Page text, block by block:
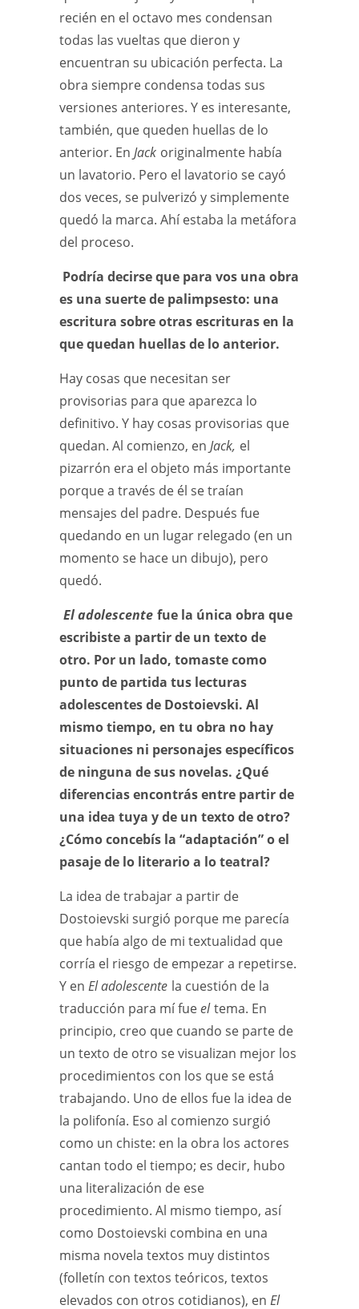
recién en el octavo mes condensan
todas las vueltas que dieron y
encuentran su ubicación perfecta. La
obra siempre condensa todas sus
versiones anteriores. Y es interesante,
también, que queden huellas de lo
anterior. En Jack originalmente había
un lavatorio. Pero el lavatorio se cayó
dos veces, se pulverizó y simplemente
quedó la marca. Ahí estaba la metáfora
del proceso.
Podría decirse que para vos una obra
es una suerte de palimpsesto: una
escritura sobre otras escrituras en la
que quedan huellas de lo anterior.
Hay cosas que necesitan ser
provisorias para que aparezca lo
definitivo. Y hay cosas provisorias que
quedan. Al comienzo, en Jack, el
pizarrón era el objeto más importante
porque a través de él se traían
mensajes del padre. Después fue
quedando en un lugar relegado (en un
momento se hace un dibujo), pero
quedó.
El adolescente fue la única obra que
escribiste a partir de un texto de
otro. Por un lado, tomaste como
punto de partida tus lecturas
adolescentes de Dostoievski. Al
mismo tiempo, en tu obra no hay
situaciones ni personajes específicos
de ninguna de sus novelas. ¿Qué
diferencias encontrás entre partir de
una idea tuya y de un texto de otro?
¿Cómo concebís la “adaptación” o el
pasaje de lo literario a lo teatral?
La idea de trabajar a partir de
Dostoievski surgió porque me parecía
que había algo de mi textualidad que
corría el riesgo de empezar a repetirse.
Y en El adolescente la cuestión de la
traducción para mí fueeltema. En
principio, creo que cuando se parte de
un texto de otro se visualizan mejor los
procedimientos con los que se está
trabajando. Uno de ellos fue la idea de
la polifonía. Eso al comienzo surgió
como un chiste: en la obra los actores
cantan todo el tiempo; es decir, hubo
una literalización de ese
procedimiento. Al mismo tiempo, así
como Dostoievski combina en una
misma novela textos muy distintos
(folletín con textos teóricos, textos
elevados con otros cotidianos), en El